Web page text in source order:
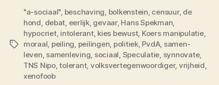
Tags
"a-sociaal", beschaving, bolkenstein, censuur, de
hond, debat, eerlijk, gevaar, Hans Spekman,
hypocriet, intolerant, kies bewust, Koers manipulatie,
moraal, peiling, peilingen, politiek, PvdA, samen-
leven, samenleving, sociaal, Speculatie, synnovate,
TNS Nipo,tolerant, volksvertegenwoordiger, vrijheid,
xenofoob